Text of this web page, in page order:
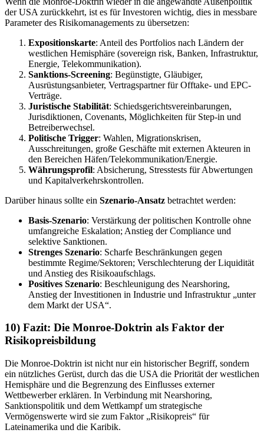
der USA zurückkehrt, ist es für Investoren wichtig, dies in messbare
Parameter des Risikomanagements zu übersetzen:
Expositionskarte: Anteil des Portfolios nach Ländern der
westlichen Hemisphäre (sovereign risk, Banken, Infrastruktur,
Energie, Telekommunikation).
Sanktions-Screening: Begünstigte, Gläubiger,
Ausrüstungsanbieter, Vertragspartner für Offtake- und EPC-
Verträge.
Juristische Stabilität: Schiedsgerichtsvereinbarungen,
Jurisdiktionen, Covenants, Möglichkeiten für Step-in und
Betreiberwechsel.
Politische Trigger: Wahlen, Migrationskrisen,
Ausschreitungen, große Geschäfte mit externen Akteuren in
den Bereichen Häfen/Telekommunikation/Energie.
Währungsprofil: Absicherung, Stresstests für Abwertungen
und Kapitalverkehrskontrollen.
Darüber hinaus sollte ein Szenario-Ansatz betrachtet werden:
Basis-Szenario: Verstärkung der politischen Kontrolle ohne
umfangreiche Eskalation; Anstieg der Compliance und
selektive Sanktionen.
Strenges Szenario: Scharfe Beschränkungen gegen
bestimmte Regime/Sektoren; Verschlechterung der Liquidität
und Anstieg des Risikoaufschlags.
Positives Szenario: Beschleunigung des Nearshoring,
Anstieg der Investitionen in Industrie und Infrastruktur „unter
dem Markt der USA“.
10) Fazit: Die Monroe-Doktrin als Faktor der
Risikopreisbildung
Die Monroe-Doktrin ist nicht nur ein historischer Begriff, sondern
ein nützliches Gerüst, durch das die USA die Priorität der westlichen
Hemisphäre und die Begrenzung des Einflusses externer
Wettbewerber erklären. In Verbindung mit Nearshoring,
Sanktionspolitik und dem Wettkampf um strategische
Vermögenswerte wird sie zum Faktor „Risikopreis“ für
Lateinamerika und die Karibik.